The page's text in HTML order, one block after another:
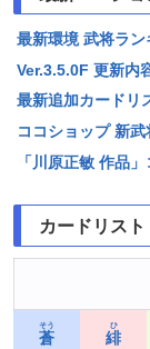
最新環境 武将ラン
Ver.3.5.0F 更新内
最新追加カードリ
ココショップ 新武
「川原正敏 作品
カードリスト
蒼
そう
緋
ひ